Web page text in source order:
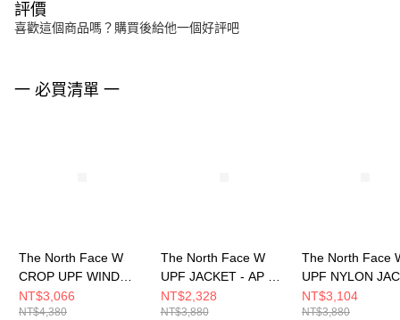
評價
喜歡這個商品嗎？購買後給他一個好評吧
一 必買清單 一
The North Face W
CROP UPF WIND
JACKET - AP 女 風衣
外套 NF0A8C12G70
NT$3,066
NT$4,380
The North Face W
UPF JACKET - AP 女
風衣外套
NF0A8EXE0SO
NT$2,328
NT$3,880
The North Face
UPF NYLON
- AP 女 風衣外套
NF0A8JSW0SO
NT$3,104
NT$3,880